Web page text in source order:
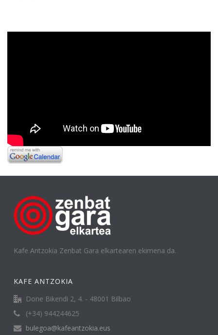
Kafe Antzokia Zenbat Gara elkartearen ekimena da.
KAFE ANTZOKIA
Done Bikendi 2, 4. - 48001 Bilbao
(+34) 944244625
bulegoa@kafeantzokia.eus